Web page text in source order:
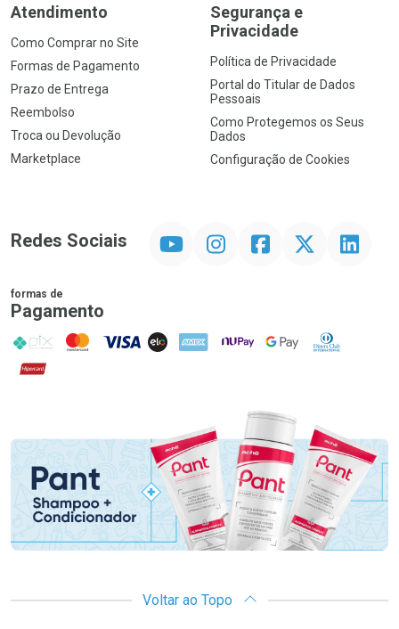
Atendimento
Como Comprar no Site
Formas de Pagamento
Prazo de Entrega
Reembolso
Troca ou Devolução
Marketplace
Segurança e
Privacidade
Política de Privacidade
Portal do Titular de Dados
Pessoais
Como Protegemos os Seus
Dados
Configuração de Cookies
Redes Sociais InstagramFacebookTwitter Linkedin
formas de
Pagamento
PIX MasterCard
VISA ELO AMEX NuPay Google PayDiners Club
Hipercard
Promoção em Destaque
Voltar ao Topo